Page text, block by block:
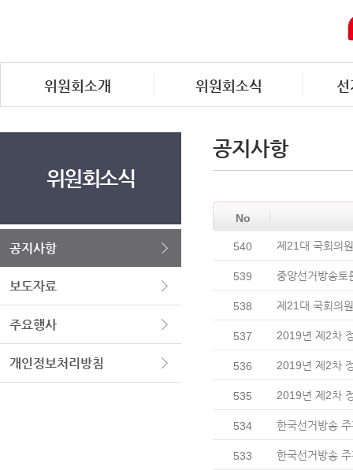
위원회소개 위원회소식
위원회소식
공지사항
보도자료
주요행사
개인정보처리방침
공지사항
No
540 제21대 국회의
539 중앙선거방송토
538 제21대 국회의
537 2019년 제2차
536 2019년 제2차
535 2019년 제2차
534 한국선거방송
533 한국선거방송